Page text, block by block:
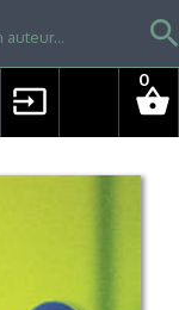
input shopping_basket
0